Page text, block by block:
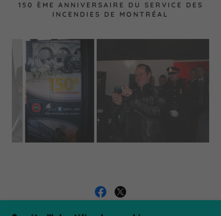
150 ÈME ANNIVERSAIRE DU SERVICE DES
INCENDIES DE MONTRÉAL
ASSOCIATION DE POMPIERS RETRAITÉS DE